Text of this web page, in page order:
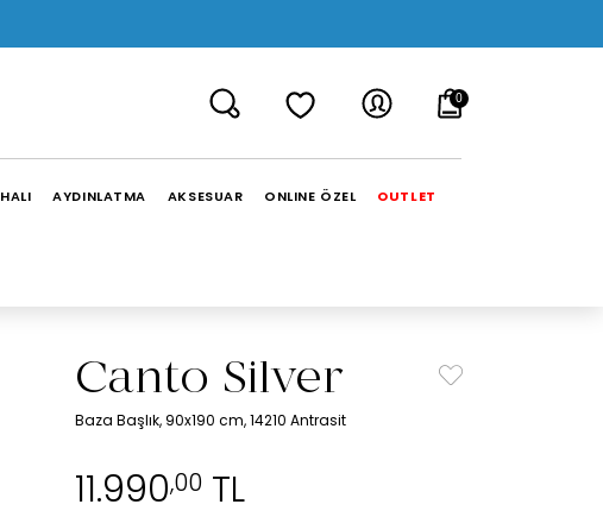
0
HALI AYDINLATMA AKSESUAR ONLINE ÖZEL OUTLET
Canto Silver
Baza Başlık, 90x190 cm, 14210 Antrasit
11.990,00TL